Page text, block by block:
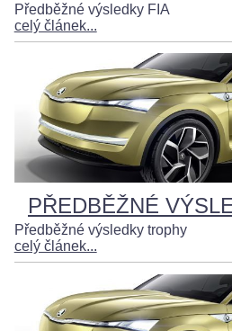
Předběžné výsledky FIA
celý článek...
PŘEDBĚŽNÉ
Předběžné výsledky trophy
celý článek...